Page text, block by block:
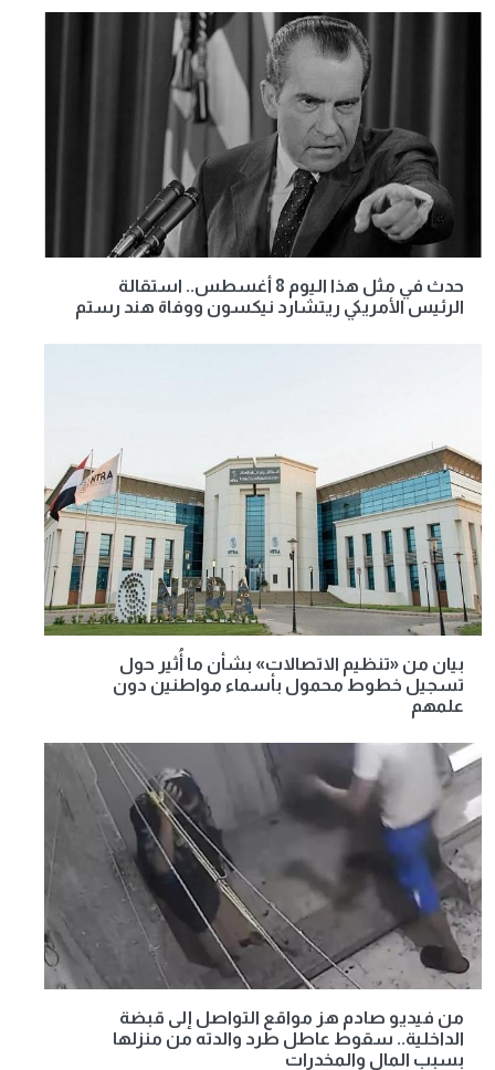
حدث في مثل هذا اليوم 8 أغسطس.. استقالة
الرئيس الأمريكي ريتشارد نيكسون ووفاة هند رستم
بيان من «تنظيم الاتصالات» بشأن ما أُثير حول
تسجيل خطوط محمول بأسماء مواطنين دون
علمهم
من فيديو صادم هز مواقع التواصل إلى قبضة
الداخلية.. سقوط عاطل طرد والدته من منزلها
بسبب المال والمخدرات